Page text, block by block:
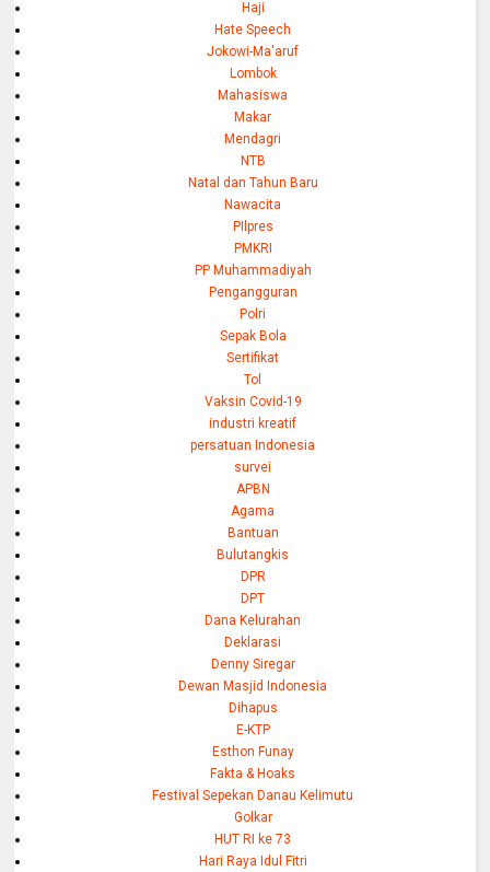
Haji
Hate Speech
Jokowi-Ma'aruf
Lombok
Mahasiswa
Makar
Mendagri
NTB
Natal dan Tahun Baru
Nawacita
PIlpres
PMKRI
PP Muhammadiyah
Pengangguran
Polri
Sepak Bola
Sertifikat
Tol
Vaksin Covid-19
industri kreatif
persatuan Indonesia
survei
APBN
Agama
Bantuan
Bulutangkis
DPR
DPT
Dana Kelurahan
Deklarasi
Denny Siregar
Dewan Masjid Indonesia
Dihapus
E-KTP
Esthon Funay
Fakta & Hoaks
Festival Sepekan Danau Kelimutu
Golkar
HUT RI ke 73
Hari Raya Idul Fitri